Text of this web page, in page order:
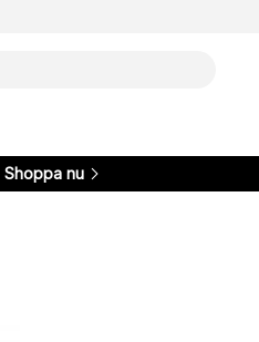
Shoppa nu